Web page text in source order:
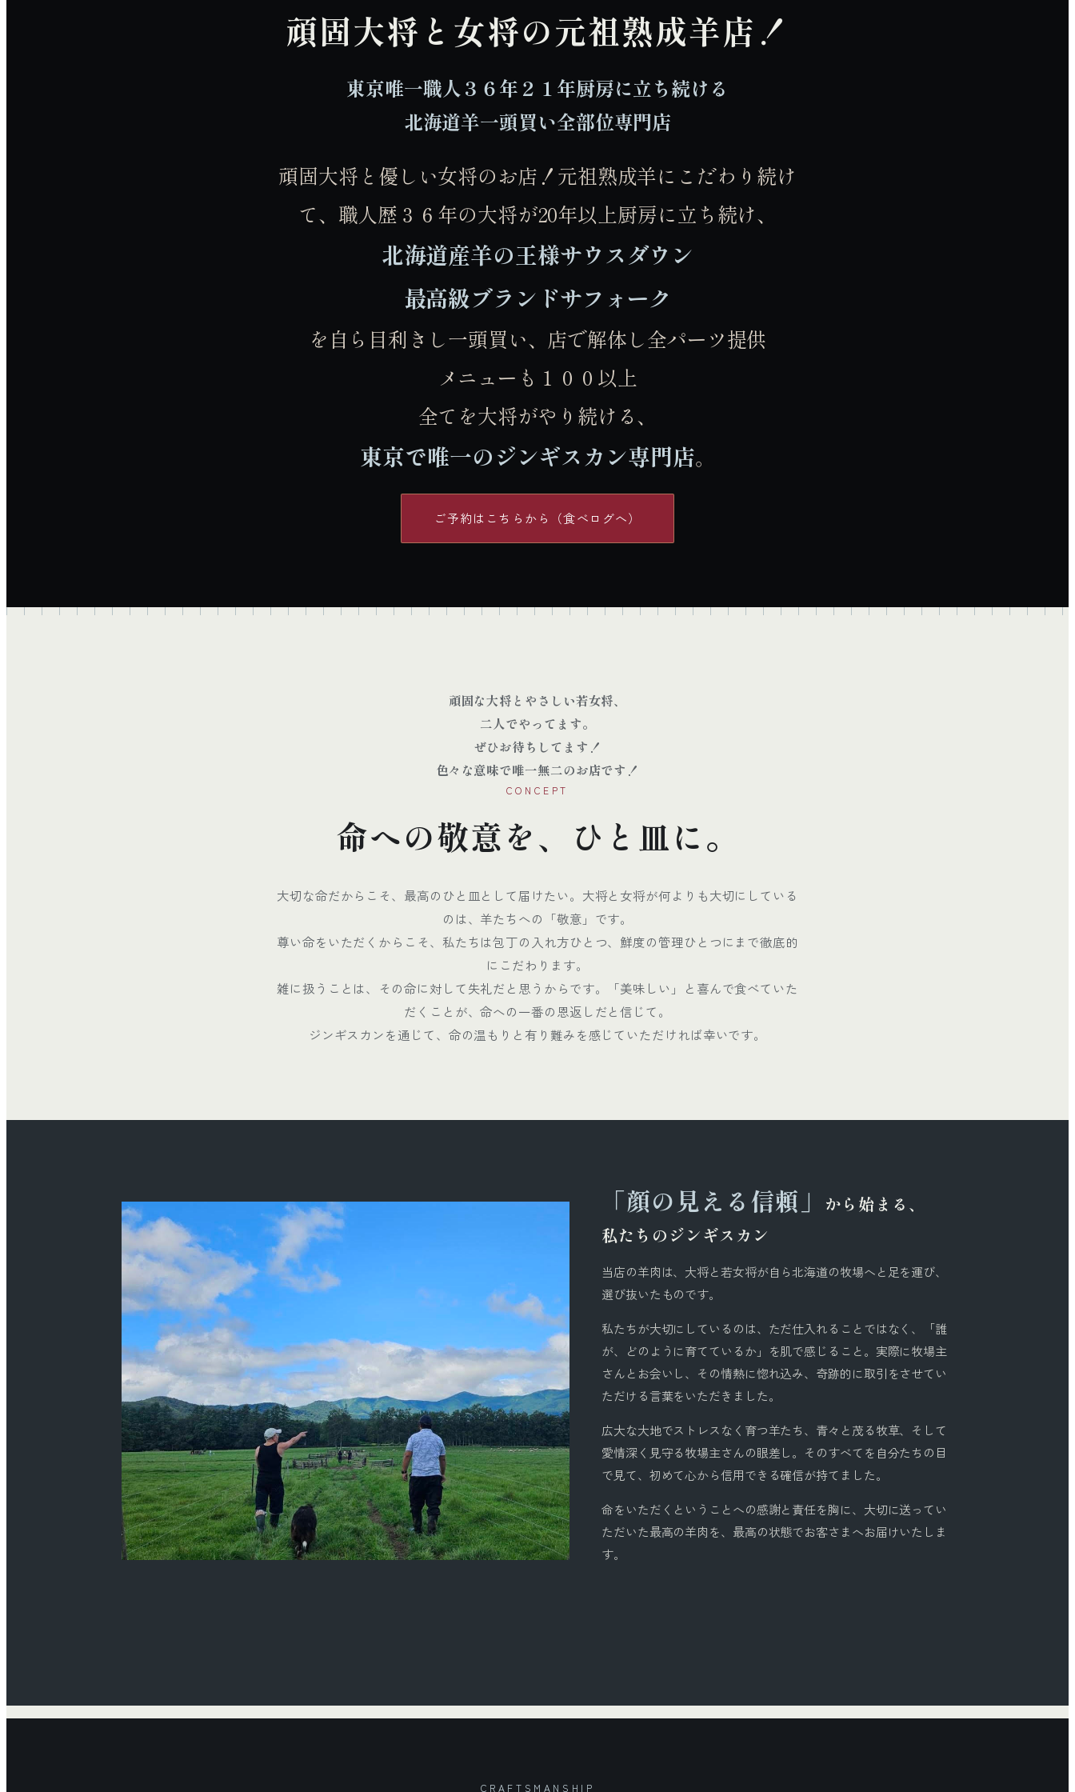
頑固大将と女将の元祖熟成羊店！
東京唯一職人３６年２１年厨房に立ち続ける
北海道羊一頭買い全部位専門店
頑固大将と優しい女将のお店！元祖熟成羊にこだわり続け
て、職人歴３６年の大将が20年以上厨房に立ち続け、
北海道産羊の王様サウスダウン
最高級ブランドサフォーク
を自ら目利きし一頭買い、店で解体し全パーツ提供
メニューも１００以上
全てを大将がやり続ける、
東京で唯一のジンギスカン専門店。
ご予約はこちらから（食べログへ）
頑固な大将とやさしい若女将、
二人でやってます。
ぜひお待ちしてます！
色々な意味で唯一無二のお店です！
CONCEPT
命への敬意を、ひと皿に。
大切な命だからこそ、最高のひと皿として届けたい。大将と女将が何よりも大切にしている
のは、羊たちへの「敬意」です。
尊い命をいただくからこそ、私たちは包丁の入れ方ひとつ、鮮度の管理ひとつにまで徹底的
にこだわります。
雑に扱うことは、その命に対して失礼だと思うからです。「美味しい」と喜んで食べていた
だくことが、命への一番の恩返しだと信じて。
ジンギスカンを通じて、命の温もりと有り難みを感じていただければ幸いです。
「顔の見える信頼」
から始まる、
私たちのジンギスカン
当店の羊肉は、大将と若女将が自ら北海道の牧場へと足を運び、
選び抜いたものです。
私たちが大切にしているのは、ただ仕入れることではなく、「誰
が、どのように育てているか」を肌で感じること。実際に牧場主
さんとお会いし、その情熱に惚れ込み、奇跡的に取引をさせてい
ただける言葉をいただきました。
広大な大地でストレスなく育つ羊たち、青々と茂る牧草、そして
愛情深く見守る牧場主さんの眼差し。そのすべてを自分たちの目
で見て、初めて心から信用できる確信が持てました。
命をいただくということへの感謝と責任を胸に、大切に送ってい
ただいた最高の羊肉を、最高の状態でお客さまへお届けいたしま
す。
CRAFTSMANSHIP